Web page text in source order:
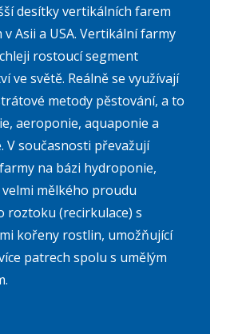
desítky vertikálních farem
v Asii a USA. Vertikální farmy
rostoucí segment
ve světě. Reálně se využívají
metody pěstování, a to
aeroponie, aquaponie a
V současnosti převažují
na bázi hydroponie,
mělkého proudu
roztoku (recirkulace) s
kořeny rostlin, umožňující
patrech spolu s umělým